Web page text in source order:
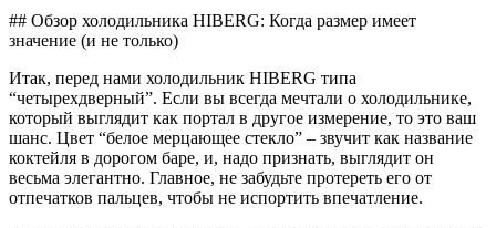
## Обзор холодильника HIBERG: Когда размер имеет
значение (и не только)
Итак, перед нами холодильник HIBERG типа
“четырехдверный”. Если вы всегда мечтали о холодильнике,
который выглядит как портал в другое измерение, то это ваш
шанс. Цвет “белое мерцающее стекло” – звучит как название
коктейля в дорогом баре, и, надо признать, выглядит он
весьма элегантно. Главное, не забудьте протереть его от
отпечатков пальцев, чтобы не испортить впечатление.